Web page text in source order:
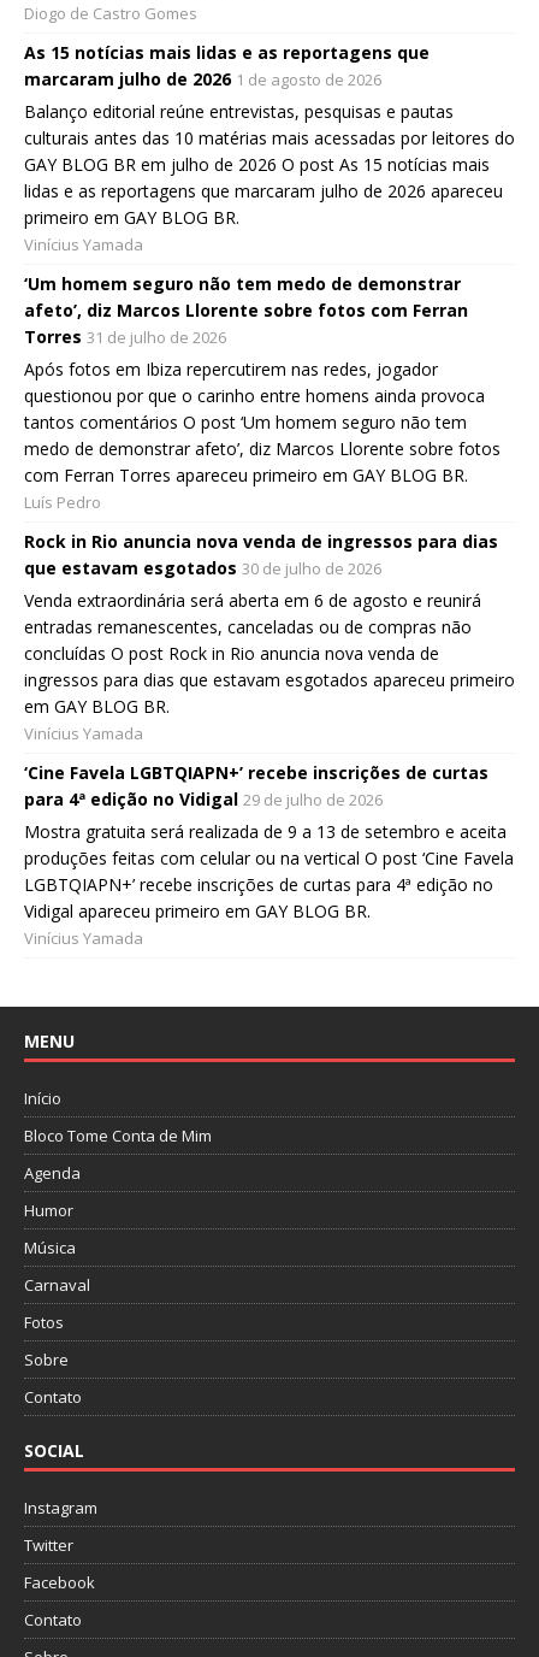
Diogo de Castro Gomes
As 15 notícias mais lidas e as reportagens que
marcaram julho de 2026 1 de agosto de 2026
Balanço editorial reúne entrevistas, pesquisas e pautas
culturais antes das 10 matérias mais acessadas por leitores do
GAY BLOG BR em julho de 2026 O post As 15 notícias mais
lidas e as reportagens que marcaram julho de 2026 apareceu
primeiro em GAY BLOG BR.
Vinícius Yamada
‘Um homem seguro não tem medo de demonstrar
afeto’, diz Marcos Llorente sobre fotos com Ferran
Torres 31 de julho de 2026
Após fotos em Ibiza repercutirem nas redes, jogador
questionou por que o carinho entre homens ainda provoca
tantos comentários O post ‘Um homem seguro não tem
medo de demonstrar afeto’, diz Marcos Llorente sobre fotos
com Ferran Torres apareceu primeiro em GAY BLOG BR.
Luís Pedro
Rock in Rio anuncia nova venda de ingressos para dias
que estavam esgotados 30 de julho de 2026
Venda extraordinária será aberta em 6 de agosto e reunirá
entradas remanescentes, canceladas ou de compras não
concluídas O post Rock in Rio anuncia nova venda de
ingressos para dias que estavam esgotados apareceu primeiro
em GAY BLOG BR.
Vinícius Yamada
‘Cine Favela LGBTQIAPN+’ recebe inscrições de curtas
para 4ª edição no Vidigal 29 de julho de 2026
Mostra gratuita será realizada de 9 a 13 de setembro e aceita
produções feitas com celular ou na vertical O post ‘Cine Favela
LGBTQIAPN+’ recebe inscrições de curtas para 4ª edição no
Vidigal apareceu primeiro em GAY BLOG BR.
Vinícius Yamada
MENU
Início
Bloco Tome Conta de Mim
Agenda
Humor
Música
Carnaval
Fotos
Sobre
Contato
SOCIAL
Instagram
Twitter
Facebook
Contato